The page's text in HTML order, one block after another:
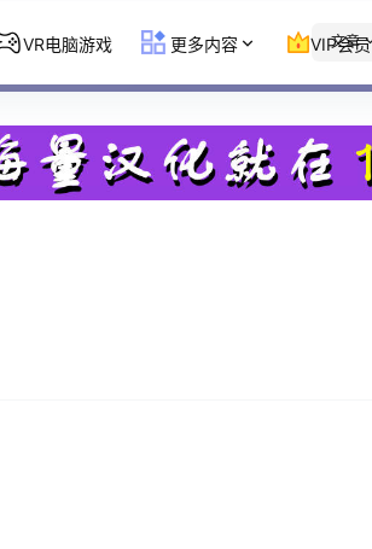
文章
VR电脑游戏 更多内容 VIP会员